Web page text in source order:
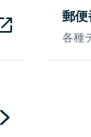
郵
各種